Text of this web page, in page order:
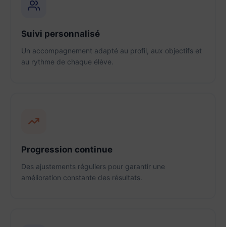
Suivi personnalisé
Un accompagnement adapté au profil, aux objectifs et
au rythme de chaque élève.
Progression continue
Des ajustements réguliers pour garantir une
amélioration constante des résultats.